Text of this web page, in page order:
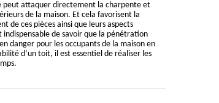
peut attaquer directement la charpente et
de la maison. Et cela favorisent la
de ces pièces ainsi que leurs aspects
de savoir que la pénétration
danger pour les occupants de la maison en
d’un toit, il est essentiel de réaliser les